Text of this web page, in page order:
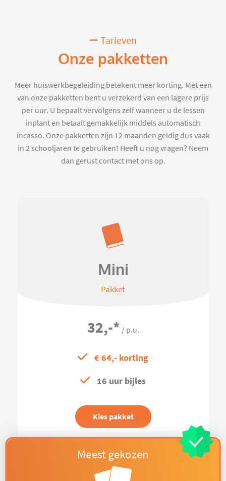
Tarieven
Onze pakketten
Meer huiswerkbegeleiding betekent meer korting. Met een
van onze pakketten bent u verzekerd van een lagere prijs
per uur. U bepaalt vervolgens zelf wanneer u de lessen
inplant en betaalt gemakkelijk middels automatisch
incasso. Onze pakketten zijn 12 maanden geldig dus vaak
in 2 schooljaren te gebruiken! Heeft u nog vragen? Neem
dan gerust contact met ons op.
Mini
Pakket
32,-* / p.u.
€ 64,- korting
16 uur bijles
Kies pakket